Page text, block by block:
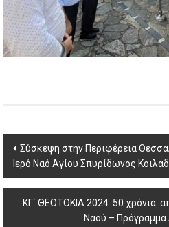
Post
navigation
Σύσκεψη στην Περιφέρεια
Ιερό Ναό Αγίου Σπυρίδωνος
ΚΓ΄ ΘΕΟΤΟΚΙΑ 2024: 50 χρόνια
Ναού –